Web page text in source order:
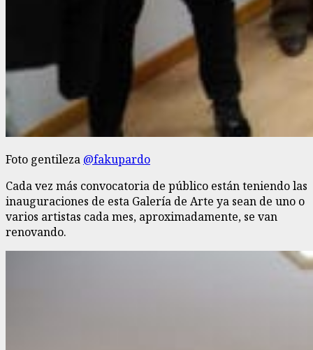
Foto gentileza @fakupardo
Cada vez más convocatoria de público están teniendo las
inauguraciones de esta Galería de Arte ya sean de uno o
varios artistas cada mes, aproximadamente, se van
renovando.